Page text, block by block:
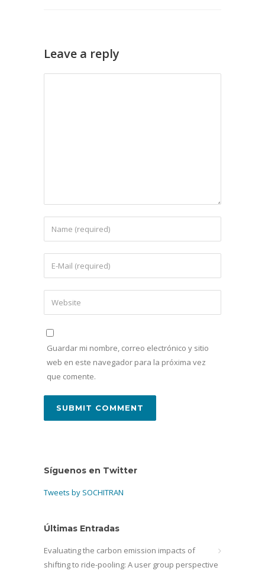
Leave a reply
Guardar mi nombre, correo electrónico y sitio
web en este navegador para la próxima vez
que comente.
Síguenos en Twitter
Tweets by SOCHITRAN
Últimas Entradas
Evaluating the carbon emission impacts of
shifting to ride-pooling: A user group perspective